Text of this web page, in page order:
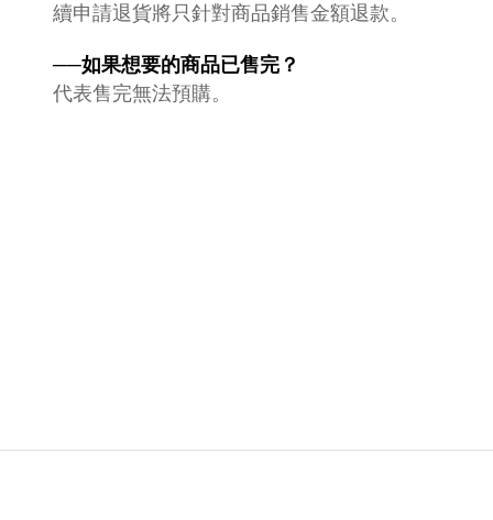
續申請退貨將只針對商品銷售金額退款。
──如果想要的商品已售完？
代表售完無法預購。